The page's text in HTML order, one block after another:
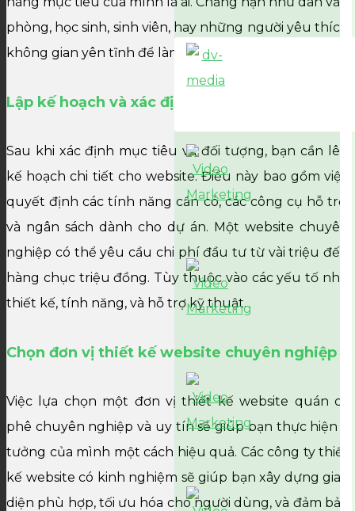
phòng, học sinh, sinh viên, hay những người yêu thích
không gian yên tĩnh để làm việc.
Lập kế hoạch và xác định ngân sách
Sau khi xác định mục tiêu và đối tượng, bạn cần lên
kế hoạch chi tiết cho website. Điều này bao gồm việc
quyết định các tính năng cần có, các công cụ hỗ trợ,
và ngân sách dành cho dự án. Một website chuyên
nghiệp có thể yêu cầu chi phí đầu tư từ vài triệu đến
hàng chục triệu đồng. Tùy thuộc vào các yếu tố như
thiết kế, tính năng, và hỗ trợ kỹ thuật.
Chọn đơn vị thiết kế website chuyên nghiệp
Việc lựa chọn một đơn vị thiết kế website quán cà
phê chuyên nghiệp và uy tín sẽ giúp bạn thực hiện ý
tưởng của mình một cách hiệu quả. Các công ty thiết
kế website có kinh nghiệm sẽ giúp bạn xây dựng giao
diện phù hợp, tối ưu hóa cho người dùng, và đảm bảo